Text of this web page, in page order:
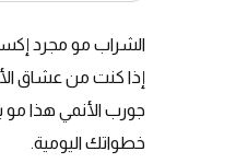
الشراب مو مجرد
إذا كنت من عشاق
خطواتك اليومية.